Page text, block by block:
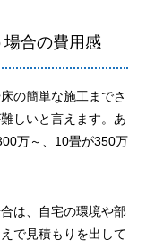
合の費用感
の簡単な施工までさ
しいと言えます。あ
万～、10畳が350万
は、自宅の環境や部
で見積もりを出して